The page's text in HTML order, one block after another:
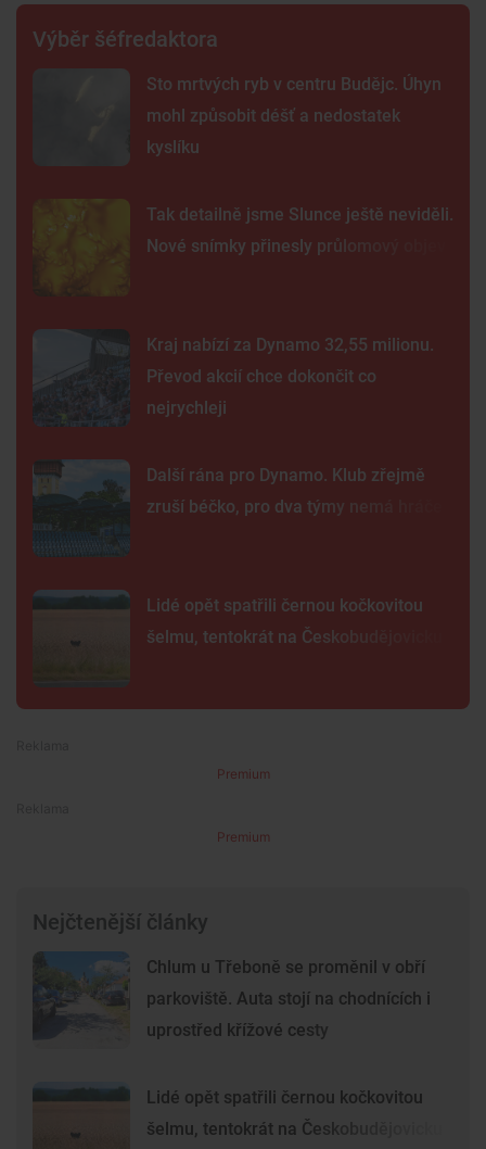
Výběr šéfredaktora
Sto mrtvých ryb v centru Budějc. Úhyn
mohl způsobit déšť a nedostatek
kyslíku
Tak detailně jsme Slunce ještě neviděli.
Nové snímky přinesly průlomový objev
Kraj nabízí za Dynamo 32,55 milionu.
Převod akcií chce dokončit co
nejrychleji
Další rána pro Dynamo. Klub zřejmě
zruší béčko, pro dva týmy nemá hráče
Lidé opět spatřili černou kočkovitou
šelmu, tentokrát na Českobudějovicku
Premium
Premium
Nejčtenější články
Chlum u Třeboně se proměnil v obří
parkoviště. Auta stojí na chodnících i
uprostřed křížové cesty
Lidé opět spatřili černou kočkovitou
šelmu, tentokrát na Českobudějovicku